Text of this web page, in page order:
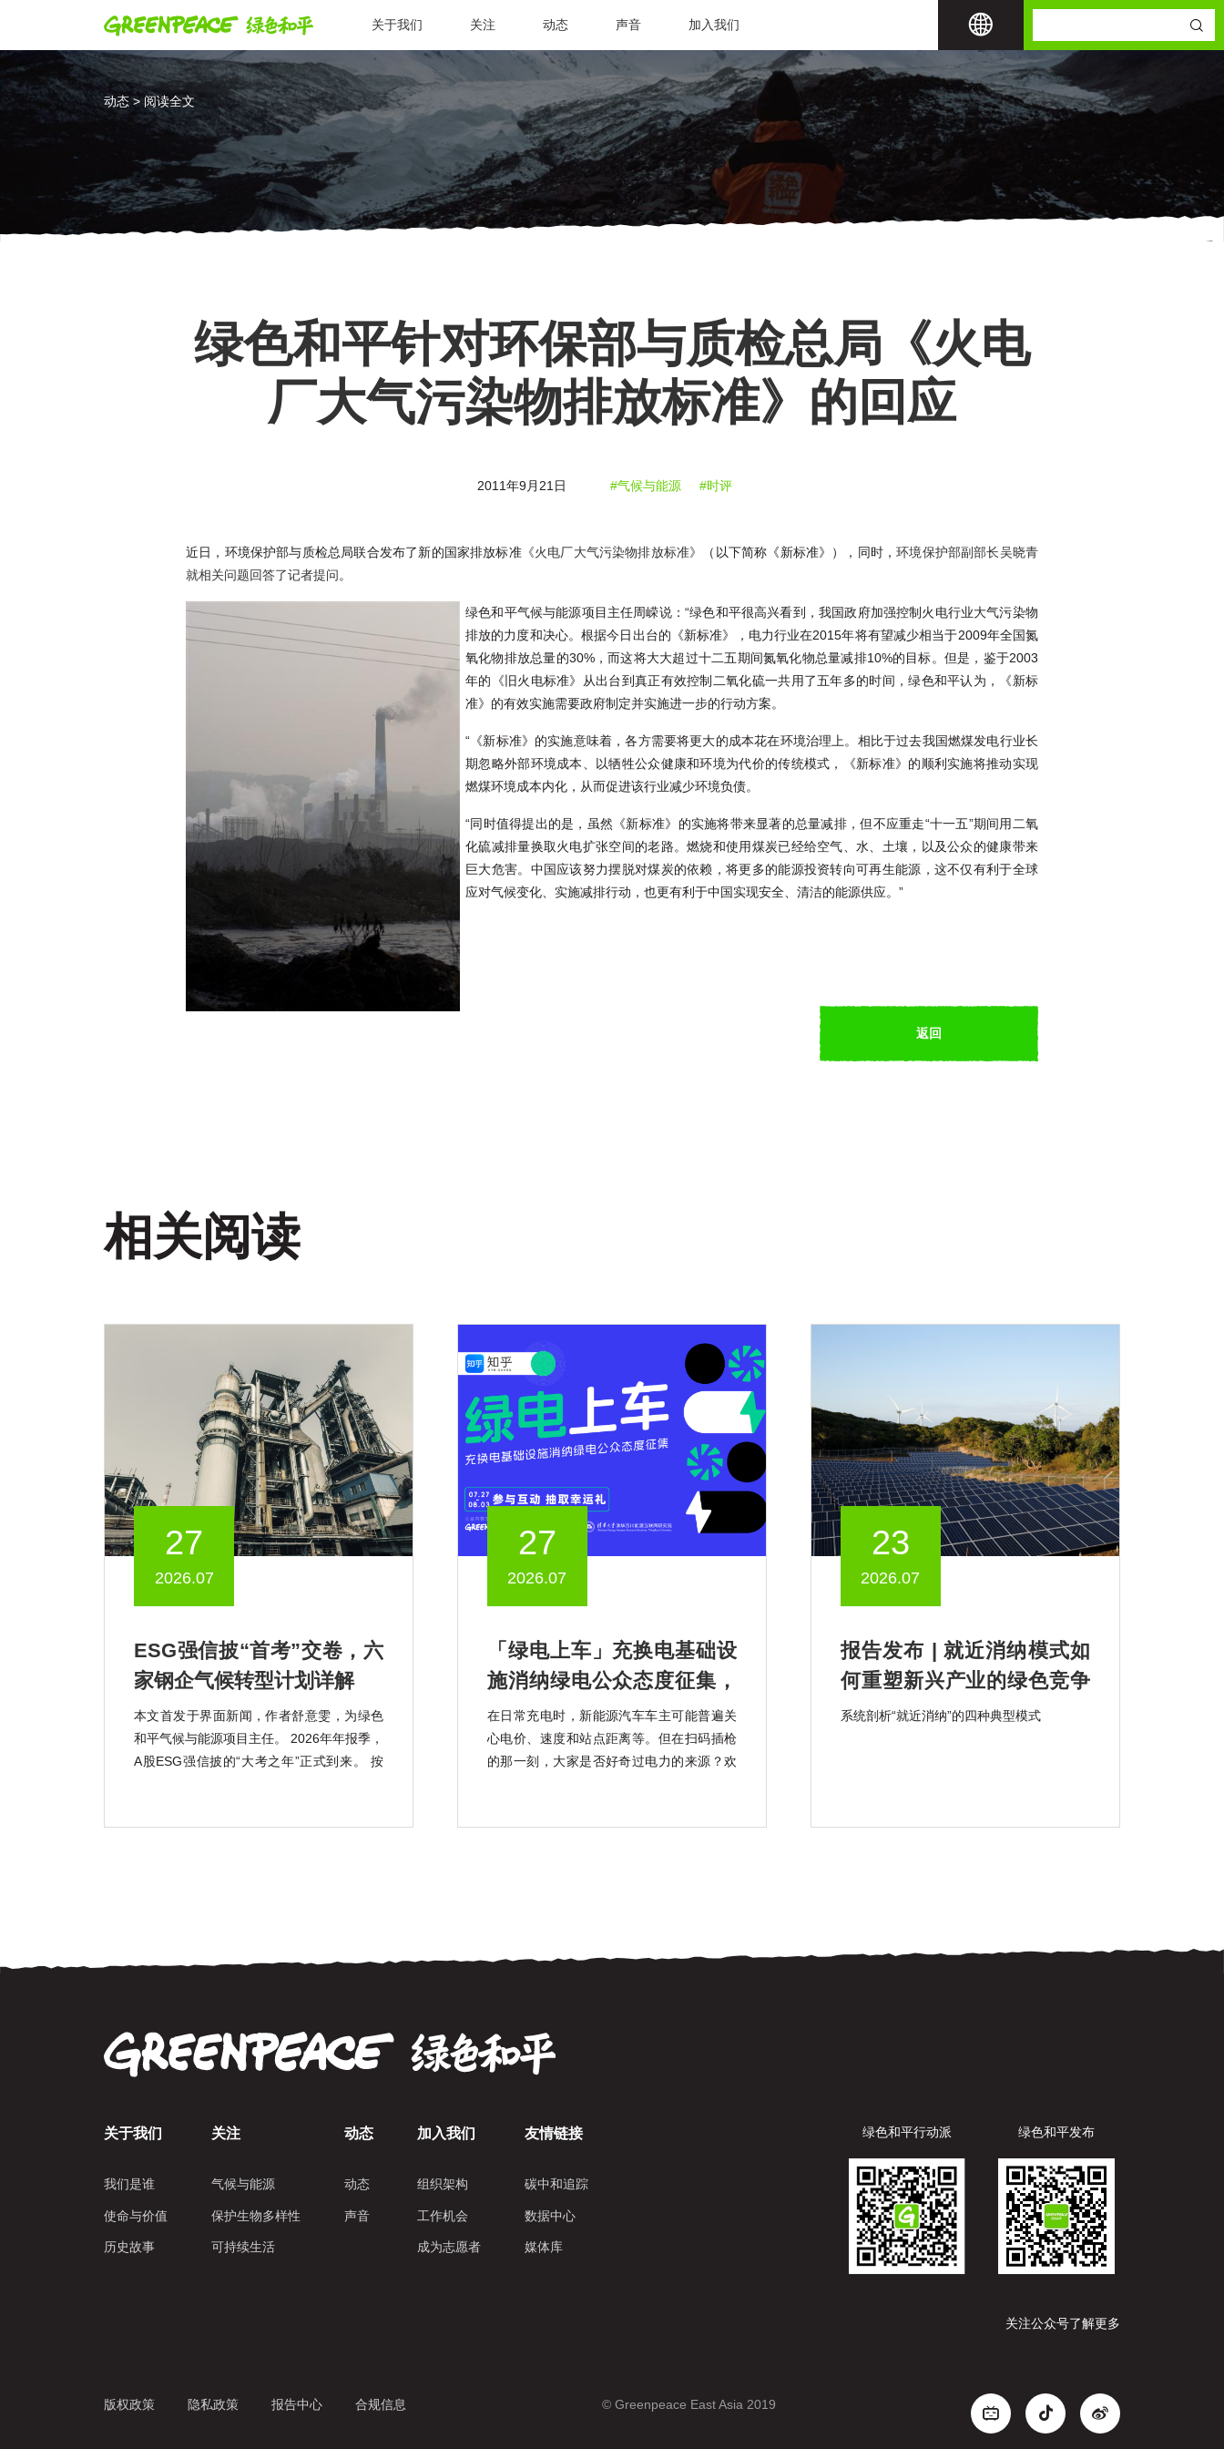
关于我们 关注 动态 声音 加入我们
动态 > 阅读全文
绿色和平针对环保部与质检总局《火电
厂大气污染物排放标准》的回应
2011年9月21日 #气候与能源 #时评
近日，环境保护部与质检总局联合发布了新的国家排放标准《火电厂大气污染物排放标准》 （以下简称《新标准》），同时，环境保护部副部长吴晓青
就相关问题回答了记者提问。
绿色和平气候与能源项目主任周嵘说：“绿色和平很高兴看到，我国政府加强控制火电行业大气污染物
排放的力度和决心。根据今日出台的《新标准》，电力行业在2015年将有望减少相当于2009年全国氮
氧化物排放总量的30%，而这将大大超过十二五期间氮氧化物总量减排10%的目标。但是，鉴于2003
年的《旧火电标准》从出台到真正有效控制二氧化硫一共用了五年多的时间，绿色和平认为，《新标
准》的有效实施需要政府制定并实施进一步的行动方案。
“《新标准》的实施意味着，各方需要将更大的成本花在环境治理上。相比于过去我国燃煤发电行业长
期忽略外部环境成本、以牺牲公众健康和环境为代价的传统模式，《新标准》的顺利实施将推动实现
燃煤环境成本内化，从而促进该行业减少环境负债。
“同时值得提出的是，虽然《新标准》的实施将带来显著的总量减排，但不应重走“十一五”期间用二氧
化硫减排量换取火电扩张空间的老路。燃烧和使用煤炭已经给空气、水、土壤，以及公众的健康带来
巨大危害。中国应该努力摆脱对煤炭的依赖，将更多的能源投资转向可再生能源，这不仅有利于全球
应对气候变化、实施减排行动，也更有利于中国实现安全、清洁的能源供应。”
返回
相关阅读
27
2026.07
ESG强信披“首考”交卷，六
家钢企气候转型计划详解
本文首发于界面新闻，作者舒意雯，为绿色
和平气候与能源项目主任。 2026年年报季，
A股ESG强信披的“大考之年”正式到来。 按
份(600010.SH)、鞍钢股份(000898.SZ)、马
27
2026.07
「绿电上车」充换电基础设
施消纳绿电公众态度征集，
知乎上线中
在日常充电时，新能源汽车车主可能普遍关
心电价、速度和站点距离等。但在扫码插枪
的那一刻，大家是否好奇过电力的来源？欢
23
2026.07
报告发布 | 就近消纳模式如
何重塑新兴产业的绿色竞争
力？
系统剖析“就近消纳”的四种典型模式
关于我们
我们是谁
使命与价值
历史故事
关注
气候与能源
保护生物多样性
可持续生活
动态
动态
声音
加入我们
组织架构
工作机会
成为志愿者
友情链接
碳中和追踪
数据中心
媒体库
绿色和平行动派 绿色和平发布
关注公众号了解更多
版权政策 隐私政策 报告中心 合规信息 © Greenpeace East Asia 2019